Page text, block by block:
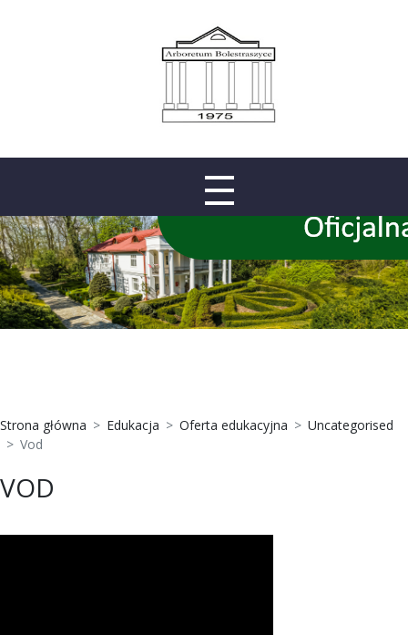
Strona główna Edukacja Oferta edukacyjna
Uncategorised
Vod
VOD